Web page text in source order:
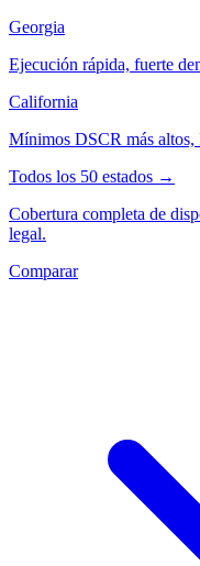
Georgia
Ejecución rápida, fuerte
California
Mínimos DSCR más
Todos los 50 estados →
Cobertura completa de
legal.
Comparar